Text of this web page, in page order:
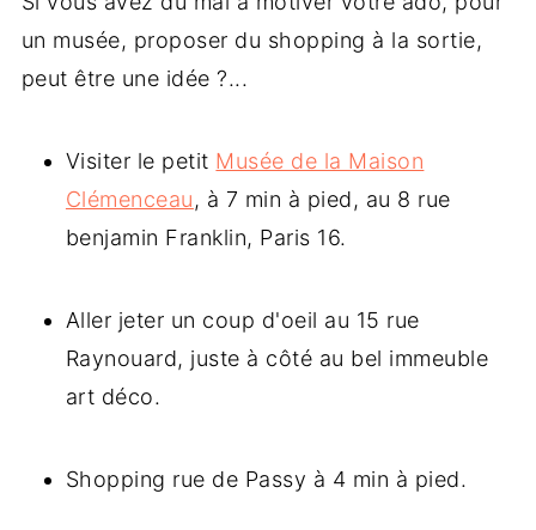
un musée, proposer du shopping à la sortie,
peut être une idée ?...
Visiter le petit Musée de la Maison
Clémenceau, à 7 min à pied, au 8 rue
benjamin Franklin, Paris 16.
Aller jeter un coup d'oeil au 15 rue
Raynouard, juste à côté au bel immeuble
art déco.
Shopping rue de Passy à 4 min à pied.